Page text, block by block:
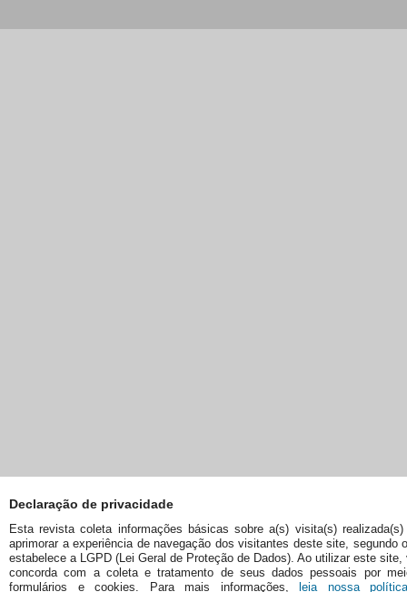
Declaração de privacidade
Esta revista coleta informações básicas sobre a(s) visita(s) realizada(s)
aprimorar a experiência de navegação dos visitantes deste site, segundo
estabelece a LGPD (Lei Geral de Proteção de Dados). Ao utilizar este site,
concorda com a coleta e tratamento de seus dados pessoais por
formulários e cookies. Para mais informações,
leia nossa